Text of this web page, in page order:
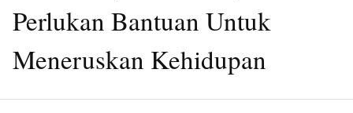
Perlukan Bantuan Untuk
Meneruskan Kehidupan